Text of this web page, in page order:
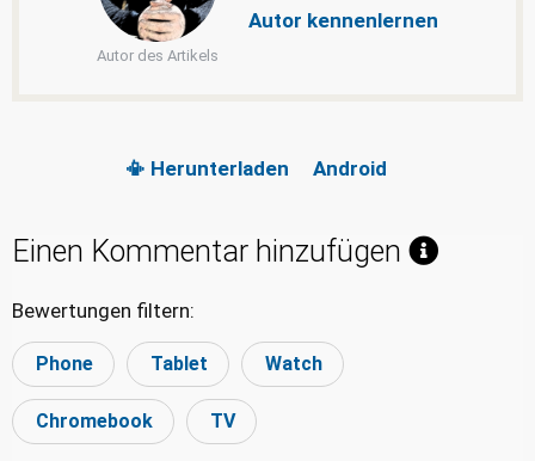
Autor des Artikels
Autor kennenlernen
📳 Herunterladen Android
Einen Kommentar hinzufügen
Bewertungen filtern:
Phone Tablet Watch
Chromebook TV